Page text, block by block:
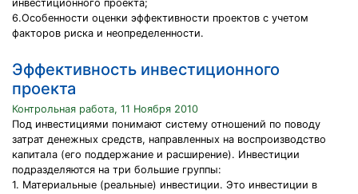
инвестиционного проекта;
6.Особенности оценки эффективности проектов с учетом
факторов риска и неопределенности.
Эффективность инвестиционного
проекта
Контрольная работа, 11 Ноября 2010
Под инвестициями понимают систему отношений по поводу
затрат денежных средств, направленных на воспроизводство
капитала (его поддержание и расширение). Инвестиции
подразделяются на три большие группы:
1. Материальные (реальные) инвестиции. Это инвестиции в